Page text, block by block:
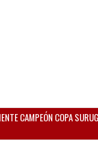
CAMPEÓN COPA